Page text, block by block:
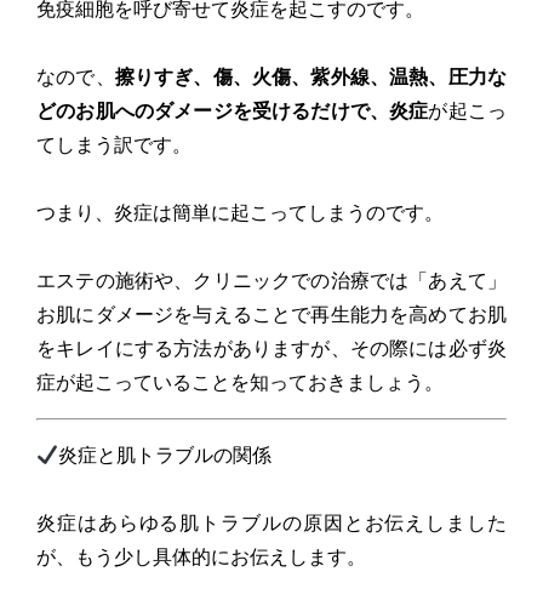
免疫細胞を呼び寄せて炎症を起こすのです。
なので、 擦りすぎ、傷、火傷、紫外線、温熱、圧力な
どのお肌へのダメージを受けるだけで、炎症が起こっ
てしまう訳です。
つまり、炎症は簡単に起こってしまうのです。
エステの施術や、クリニックでの治療では「あえて」
お肌にダメージを与えることで再生能力を高めてお肌
をキレイにする方法がありますが、その際には必ず炎
症が起こっていることを知っておきましょう。
炎症と肌トラブルの関係
炎症はあらゆる肌トラブルの原因とお伝えしました
が、もう少し具体的にお伝えします。